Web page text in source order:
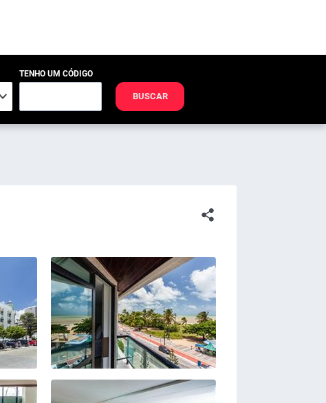
TENHO UM CÓDIGO
BUSCAR